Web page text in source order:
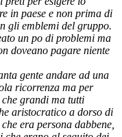
in paese e non prima di
gli emblemi del gruppo.
un po di problemi ma
doveano pagare niente
gente andare ad una
ricorrenza ma per
grandi ma tutti
aristocratico a dorso di
era persona dabbene,